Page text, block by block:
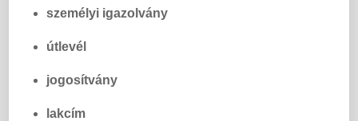
személyi igazolvány
útlevél
jogosítvány
lakcím